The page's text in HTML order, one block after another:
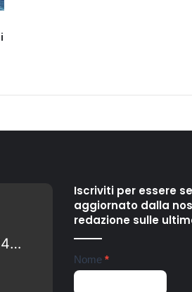
Iscriviti per essere
aggiornato dalla
redazione sulle
Newsletter
Nome *